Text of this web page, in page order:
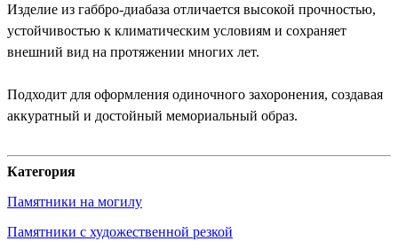
Изделие из габбро-диабаза отличается высокой прочностью,
устойчивостью к климатическим условиям и сохраняет
внешний вид на протяжении многих лет.
Подходит для оформления одиночного захоронения, создавая
аккуратный и достойный мемориальный образ.
Категория
Памятники на могилу
Памятники с художественной резкой